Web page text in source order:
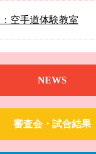
空手道体験教室
NEWS
審査会・試合結果